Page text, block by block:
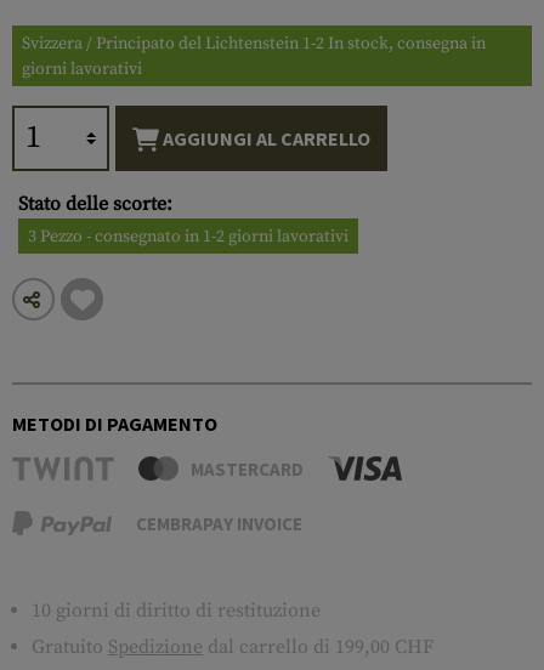
Svizzera / Principato del Lichtenstein 1-2 In stock, consegna in
giorni lavorativi
AGGIUNGI AL CARRELLO
Stato delle scorte:
3 Pezzo - consegnato in 1-2 giorni lavorativi
METODI DI PAGAMENTO
MASTERCARD
CEMBRAPAY INVOICE
10 giorni di diritto di restituzione
Gratuito Spedizione dal carrello di 199,00 CHF